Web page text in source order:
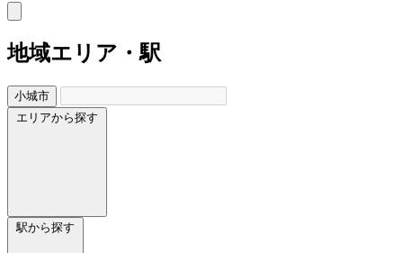
地域エリア・駅
小城市
エリアから探す
駅から探す